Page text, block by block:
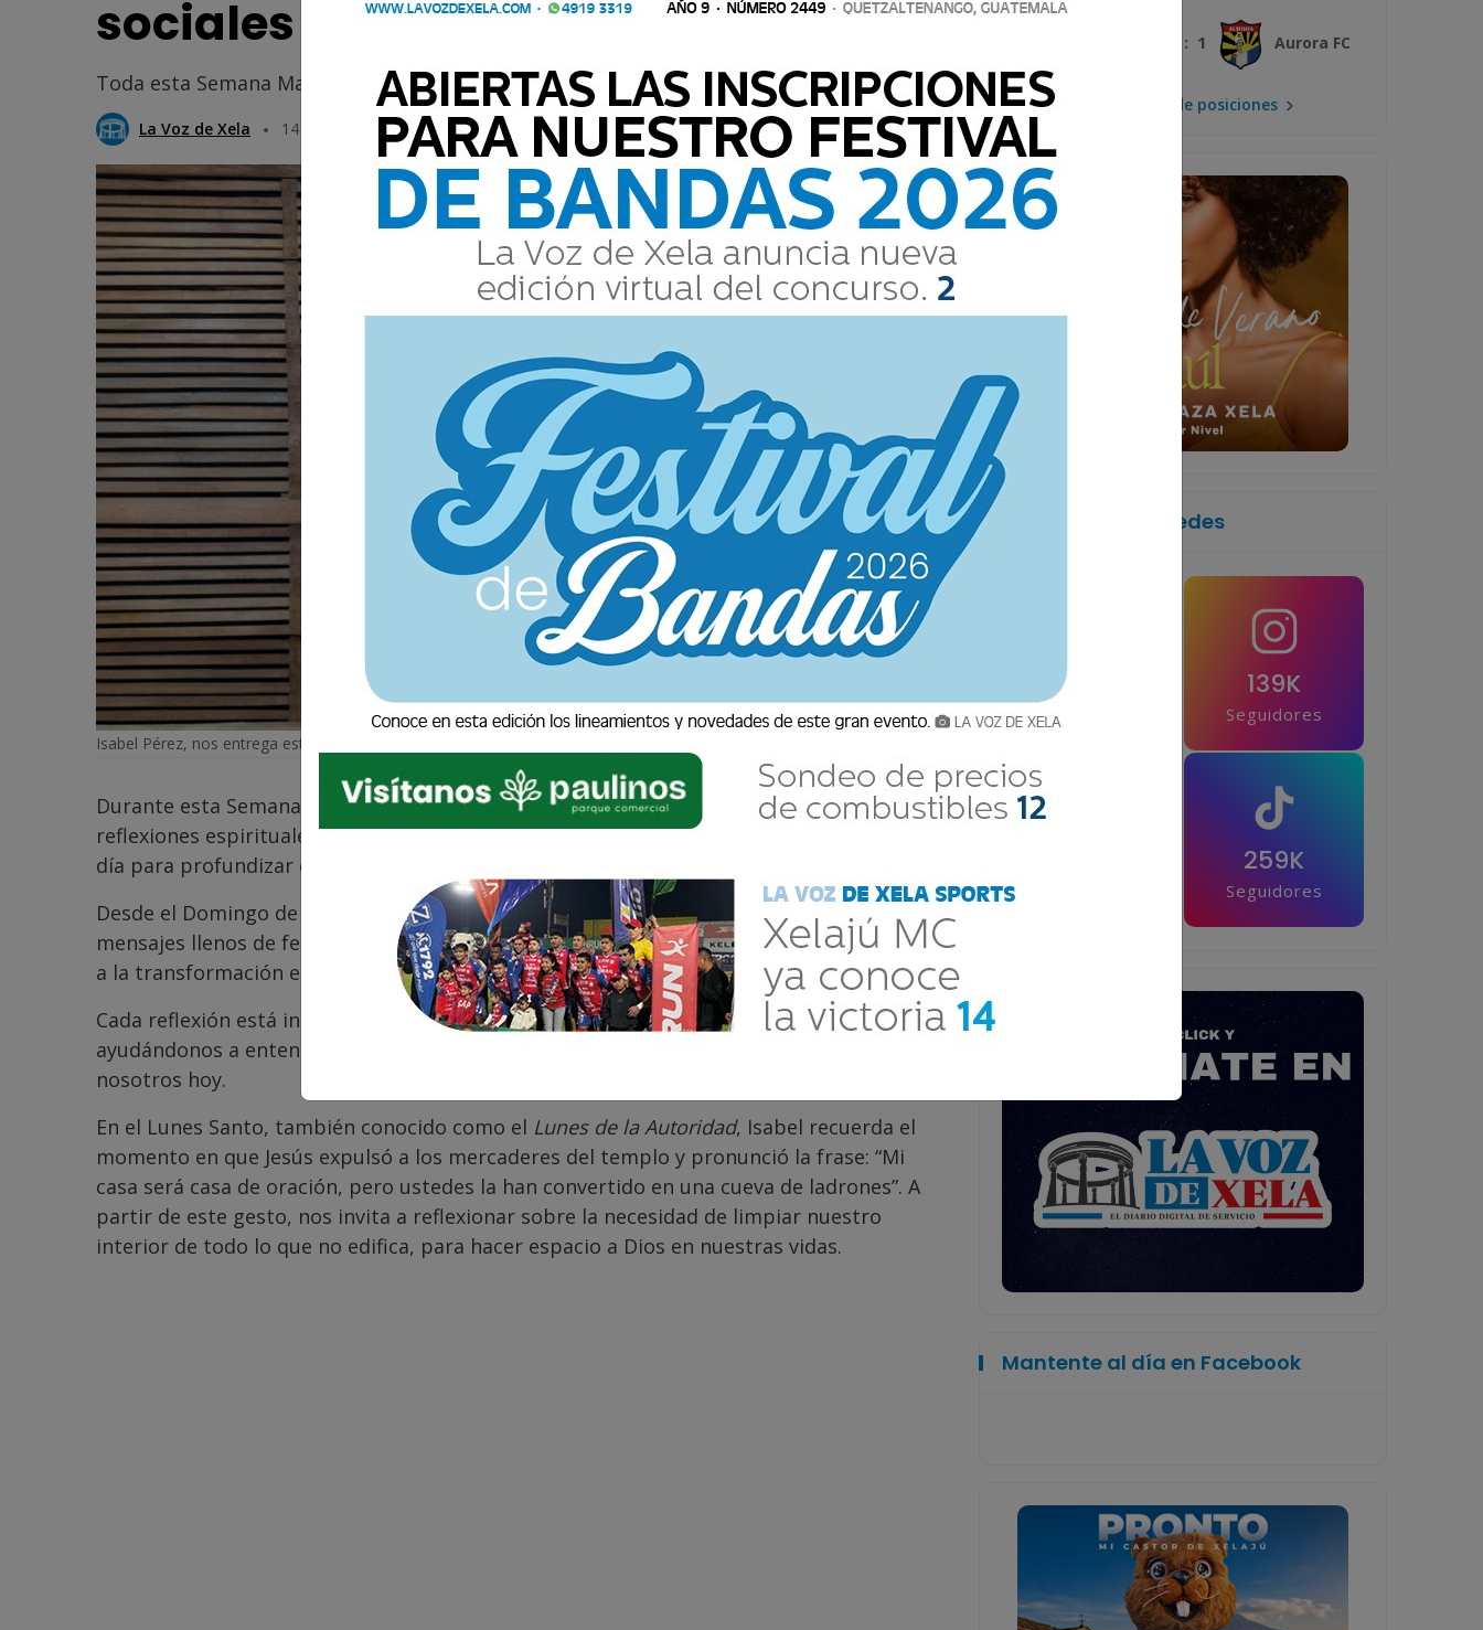
sociales
Toda esta Semana Mayor, exploramos el significado espiritual de los días.
La Voz de Xela 14 Abril 2025 16:29 Comparte
Isabel Pérez, nos entrega este viaje de reflexiones durante la Semana Santa.
Durante esta Semana Santa 2025, La Voz de Xela presenta una serie especial de
reflexiones espirituales a cargo de la feligresa Isabel Pérez, quien nos acompaña día a
día para profundizar en el significado de cada momento de esta Semana Mayor.
Desde el Domingo de Ramos hasta el Domingo de Resurrección, Isabel comparte
mensajes llenos de fe, invitando a los creyentes a vivir estos días con un corazón abierto
a la transformación espiritual.
Cada reflexión está inspirada en pasajes bíblicos y adaptada a nuestra vida cotidiana,
ayudándonos a entender lo que Jesús vivió y cómo eso sigue teniendo impacto en
nosotros hoy.
En el Lunes Santo, también conocido como el Lunes de la Autoridad, Isabel recuerda el
momento en que Jesús expulsó a los mercaderes del templo y pronunció la frase: “Mi
casa será casa de oración, pero ustedes la han convertido en una cueva de ladrones”. A
partir de este gesto, nos invita a reflexionar sobre la necesidad de limpiar nuestro
interior de todo lo que no edifica, para hacer espacio a Dios en nuestras vidas.
3 : 1 Aurora FC
Mira la tabla de posiciones
Síguenos en las redes
Seguidores
139K
Seguidores
259K
Seguidores
Mantente al día en Facebook